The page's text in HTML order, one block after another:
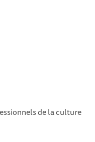
de la culture